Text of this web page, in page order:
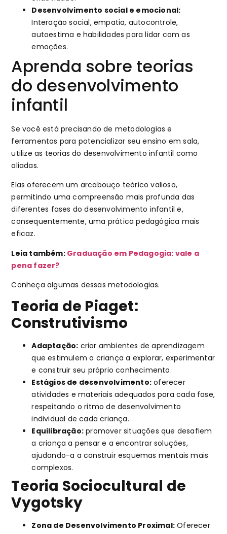
Desenvolvimento social e emocional:
Interação social, empatia, autocontrole,
autoestima e habilidades para lidar com as
emoções.
Aprenda sobre teorias
do desenvolvimento
infantil
Se você está precisando de metodologias e
ferramentas para potencializar seu ensino em sala,
utilize as teorias do desenvolvimento infantil como
aliadas.
Elas oferecem um arcabouço teórico valioso,
permitindo uma compreensão mais profunda das
diferentes fases do desenvolvimento infantil e,
consequentemente, uma prática pedagógica mais
eficaz.
Leia também: Graduação em Pedagogia: vale a
pena fazer?
Conheça algumas dessas metodologias.
Teoria de Piaget:
Construtivismo
Adaptação: criar ambientes de aprendizagem
que estimulem a criança a explorar, experimentar
e construir seu próprio conhecimento.
Estágios de desenvolvimento: oferecer
atividades e materiais adequados para cada fase,
respeitando o ritmo de desenvolvimento
individual de cada criança.
Equilibração: promover situações que desafiem
a criança a pensar e a encontrar soluções,
ajudando-a a construir esquemas mentais mais
complexos.
Teoria Sociocultural de
Vygotsky
Zona de Desenvolvimento Proximal: Oferecer